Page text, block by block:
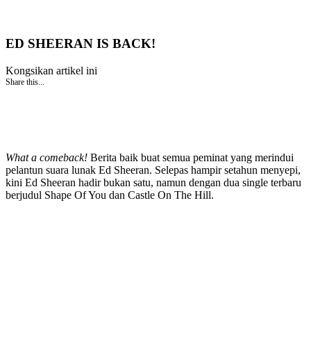
ED SHEERAN IS BACK!
Kongsikan artikel ini
Share this...
What a comeback! Berita baik buat semua peminat yang merindui
pelantun suara lunak Ed Sheeran. Selepas hampir setahun menyepi,
kini Ed Sheeran hadir bukan satu, namun dengan dua single terbaru
berjudul Shape Of You dan Castle On The Hill.